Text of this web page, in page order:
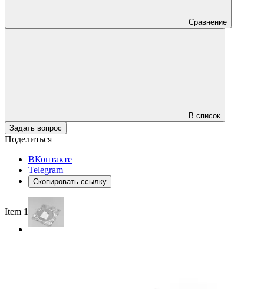
Сравнение
В список
Задать вопрос
Поделиться
ВКонтакте
Telegram
Скопировать ссылку
Item 1 of 2